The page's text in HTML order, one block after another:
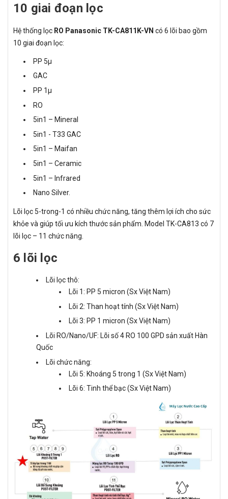
10 giai đoạn lọc
Hệ thống lọc RO Panasonic TK-CA811K-VN có 6 lõi bao gồm
10 giai đoạn lọc:
PP 5μ
GAC
PP 1μ
RO
5in1 – Mineral
5in1 - T33 GAC
5in1 – Maifan
5in1 – Ceramic
5in1 – Infrared
Nano Silver.
Lõi lọc 5-trong-1 có nhiều chức năng, tăng thêm lợi ích cho sức
khỏe và giúp tối ưu kích thước sản phẩm. Model TK-CA813 có 7
lõi lọc – 11 chức năng.
6 lõi lọc
Lõi lọc thô:
Lõi 1: PP 5 micron (Sx Việt Nam)
Lõi 2: Than hoạt tính (Sx Việt Nam)
Lõi 3: PP 1 micron (Sx Việt Nam)
Lõi RO/Nano/UF: Lõi số 4 RO 100 GPD sản xuất Hàn
Quốc
Lõi chức năng:
Lõi 5: Khoáng 5 trong 1 (Sx Việt Nam)
Lõi 6: Tinh thể bạc (Sx Việt Nam)